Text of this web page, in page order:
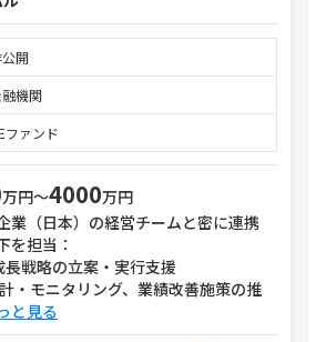
開
機関
ファンド
万円〜4000万円
業（日本）の経営チームと密に連携
を担当：
長戦略の立案・実行支援
・モニタリング、業績改善施策の推
と見る